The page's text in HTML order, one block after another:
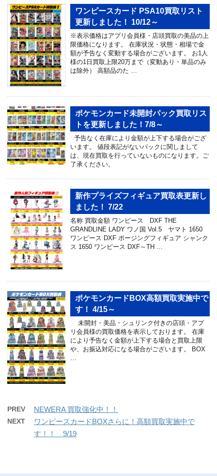
ワンピースカード PSA10買取リスト
更新しました！ 10/12～
※表示価格はアプリ会員様・店頭買取の美品の上
限価格になります。 在庫状況・状態・相場で金
額が予告なく変動する場合がございます。 お1人
様の1日買取上限20万まで（変動あり・単品のみ
は除外） 高額品のた …
ポケモンカード未開封パック買取リス
トを更新しました！7/8～
予告なく在庫により金額が上下する場合がござ
います。 値段表記がないパックに関しまして
は、現在買取を行っていないものになります。ご
了承ください。
新作プライズフィギュア買取表更新し
ました！ 7/22
名称 買取金額 ワンピース DXF THE
GRANDLINE LADY ワノ国 Vol.5 ヤマト 1650
ワンピース DXF ポージングフィギュア シャンク
ス 1650 ワンピース DXF～TH …
ポケモンカードBOX高額買取実施中で
す！ 4/15～
未開封・美品・シュリンク付きの店頭・アプ
リ会員様の買取価格を表示しております。 在庫
により予告なく金額が上下する場合と買取上限
や、お振込対応になる場合がございます。 BOX
PREV NEWERA 買取強化中！！
NEXT
ワンピースカードBOXさらに！高額買取実施中で
す！！ 9/19